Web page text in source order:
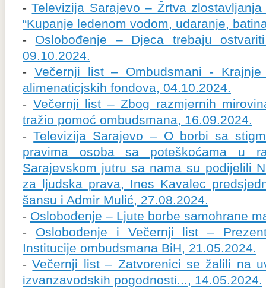
-Televizija Sarajevo – Žrtva
“Kupanje ledenom vodom, udaranje,
- Oslobođenje – Djeca trebaju
09.10.2024.
- Večernji list – Ombudsmani -
alimenaticjskih fondova, 04.10.2024.
- Večernji list – Zbog razmjernih
tražio pomoć ombudsmana, 16.09.2024.
-Televizija Sarajevo – O borbi sa
pravima osoba sa poteškoćama u
Sarajevskom jutru sa nama su podijelili
za ljudska prava, Ines Kavalec
šansu i Admir Mulić, 27.08.2024.
- Oslobođenje – Ljute borbe samohrane
- Oslobođenje i Večernji list –
Institucije ombudsmana BiH, 21.05.2024.
-Večernji list – Zatvorenici se žalili na
izvanzavodskih pogodnosti..., 14.05.2024.